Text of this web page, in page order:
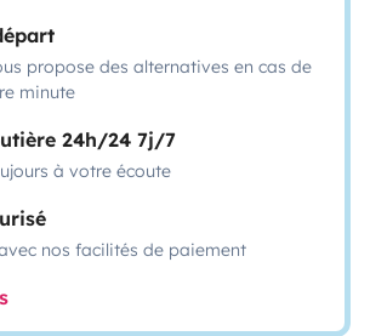
propose des alternatives en cas de
minute
24h/24 7j/7
à votre écoute
nos facilités de paiement